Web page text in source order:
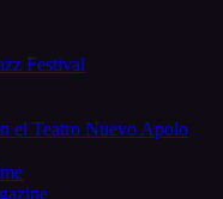
Festival
el Teatro Nuevo Apolo